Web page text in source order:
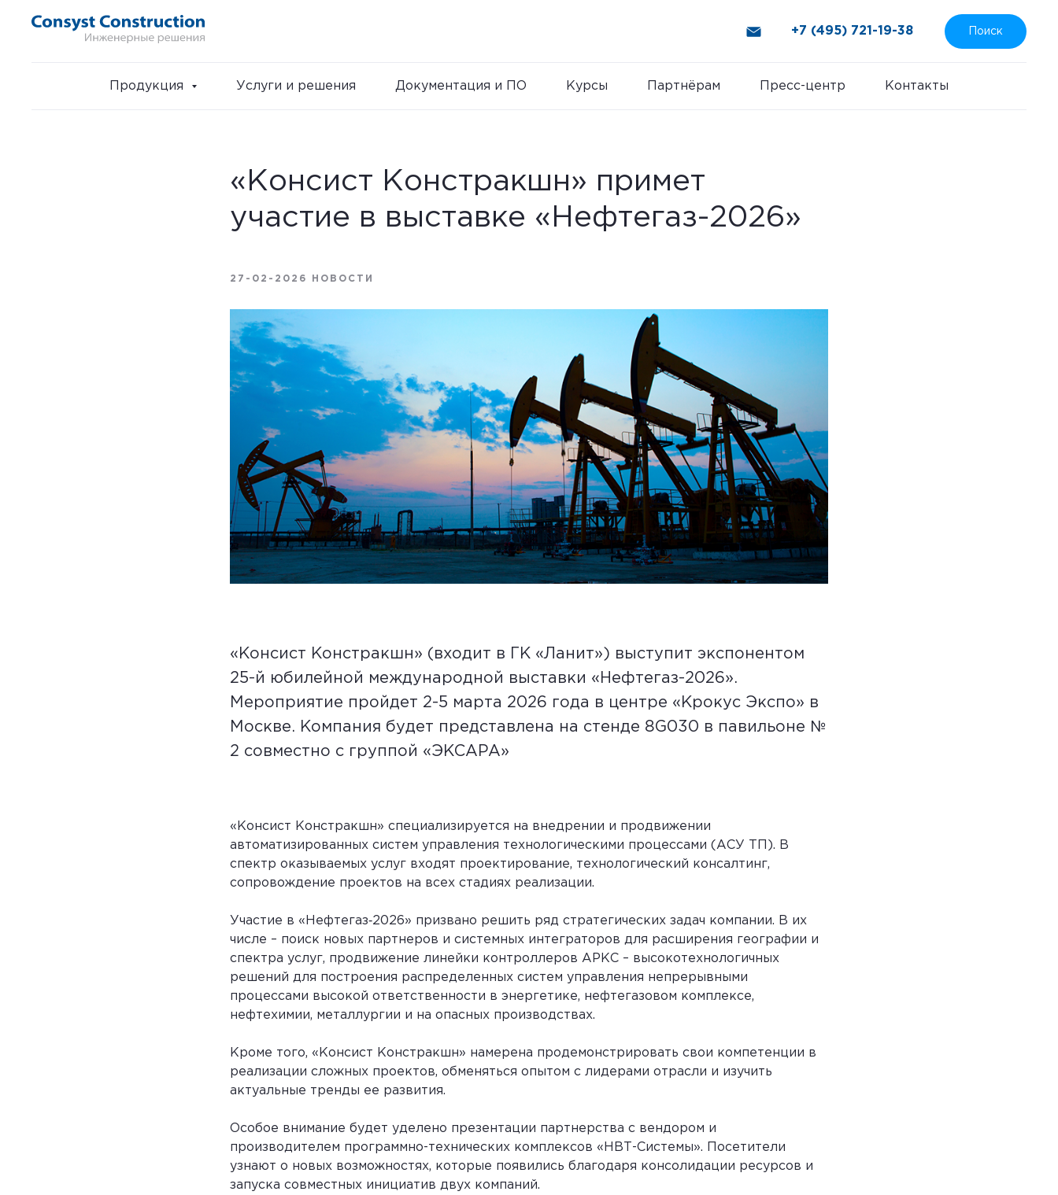
+7 (495) 721-19-38 Поиск
Продукция Услуги и решения Документация и ПО Курсы Партнёрам Пресс-центр Контакты
«Консист Констракшн» примет
участие в выставке «Нефтегаз-2026»
27-02-2026 НОВОСТИ
«Консист Констракшн» (входит в ГК «Ланит») выступит экспонентом
25-й юбилейной международной выставки «Нефтегаз-2026».
Мероприятие пройдет 2-5 марта 2026 года в центре «Крокус Экспо» в
Москве. Компания будет представлена на стенде 8G030 в павильоне №
2 совместно с группой «ЭКСАРА»
«Консист Констракшн» специализируется на внедрении и продвижении
автоматизированных систем управления технологическими процессами (АСУ ТП). В
спектр оказываемых услуг входят проектирование, технологический консалтинг,
сопровождение проектов на всех стадиях реализации.
Участие в «Нефтегаз‑2026» призвано решить ряд стратегических задач компании. В их
числе – поиск новых партнеров и системных интеграторов для расширения географии и
спектра услуг, продвижение линейки контроллеров АРКС – высокотехнологичных
решений для построения распределенных систем управления непрерывными
процессами высокой ответственности в энергетике, нефтегазовом комплексе,
нефтехимии, металлургии и на опасных производствах.
Кроме того, «Консист Констракшн» намерена продемонстрировать свои компетенции в
реализации сложных проектов, обменяться опытом с лидерами отрасли и изучить
актуальные тренды ее развития.
Особое внимание будет уделено презентации партнерства с вендором и
производителем программно-технических комплексов «НВТ-Системы». Посетители
узнают о новых возможностях, которые появились благодаря консолидации ресурсов и
запуска совместных инициатив двух компаний.